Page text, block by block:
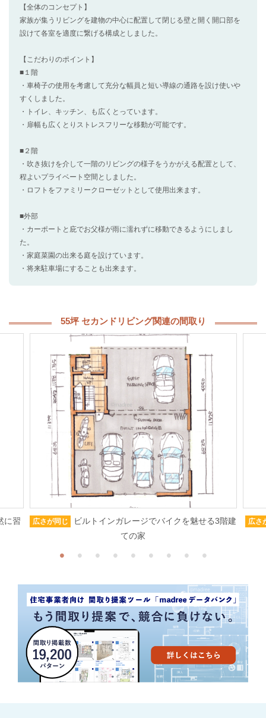
【全体のコンセプト】
家族が集うリビングを建物の中心に配置して閉じる壁と開く開口部を
設けて各室を適度に繋げる構成としました。
【こだわりのポイント】
■１階
・車椅子の使用を考慮して充分な幅員と短い導線の通路を設け使いや
すくしました。
・トイレ、キッチン、も広くとっています。
・扉幅も広くとりストレスフリーな移動が可能です。
■２階
・吹き抜けを介して一階のリビングの様子をうかがえる配置として、
程よいプライベート空間としました。
・ロフトをファミリークローゼットとして使用出来ます。
■外部
・カーポートと庇でお父様が雨に濡れずに移動できるようにしまし
た。
・家庭菜園の出来る庭を設けています。
・将来駐車場にすることも出来ます。
55坪 セカンドリビング関連の間取り
に習 広さが同じ
ビルトインガレージでバイクを魅せる3階建
ての家
広さ